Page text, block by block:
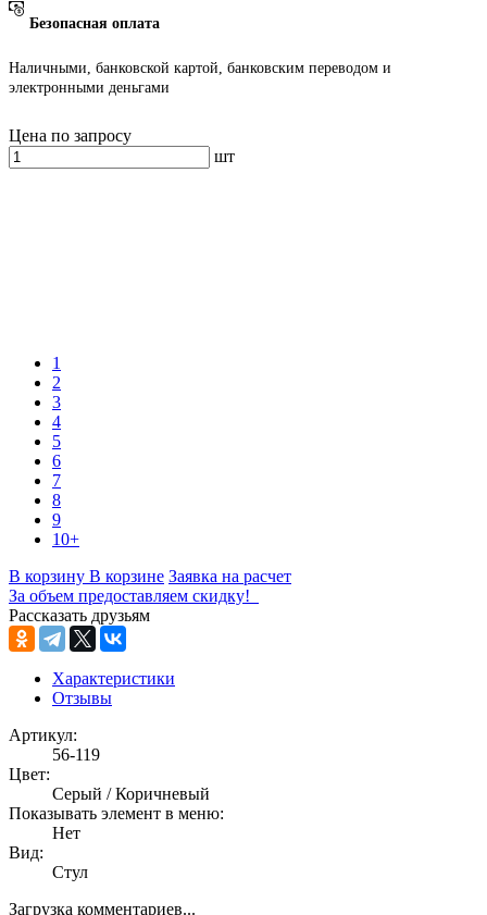
Безопасная оплата
Наличными, банковской картой, банковским переводом и
электронными деньгами
Цена по запросу
шт
1
2
3
4
5
6
7
8
9
10+
В корзину В корзине Заявка на расчет
За объем предоставляем скидку!
Рассказать друзьям
Характеристики
Отзывы
Артикул:
56-119
Цвет:
Серый / Коричневый
Показывать элемент в меню:
Нет
Вид:
Стул
Загрузка комментариев...